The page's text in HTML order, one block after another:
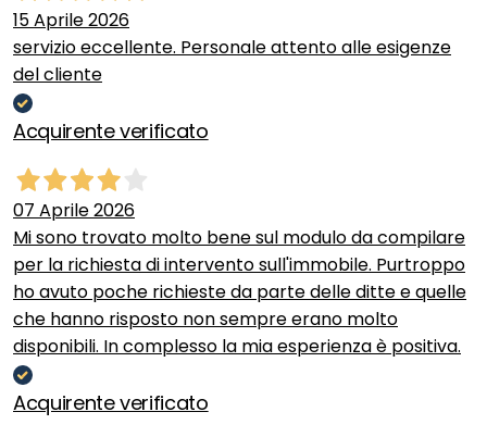
15 Aprile 2026
servizio eccellente. Personale attento alle esigenze
del cliente
Acquirente verificato
07 Aprile 2026
Mi sono trovato molto bene sul modulo da compilare
per la richiesta di intervento sull'immobile. Purtroppo
ho avuto poche richieste da parte delle ditte e quelle
che hanno risposto non sempre erano molto
disponibili. In complesso la mia esperienza è positiva.
Acquirente verificato